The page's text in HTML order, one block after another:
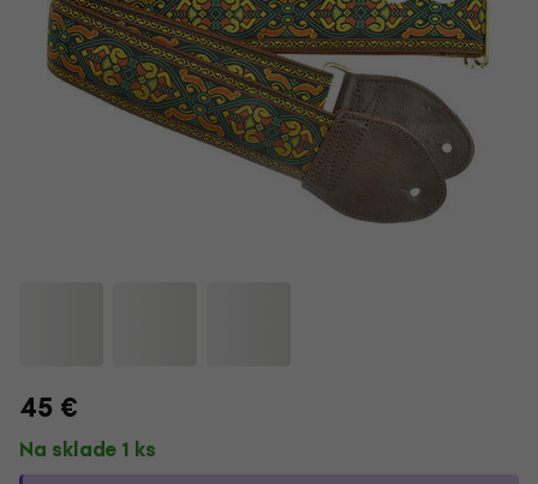
45 €
Na sklade 1 ks